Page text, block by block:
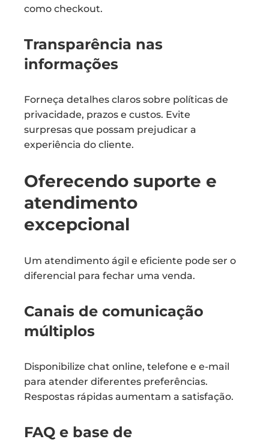
como checkout.
Transparência nas
informações
Forneça detalhes claros sobre políticas de
privacidade, prazos e custos. Evite
surpresas que possam prejudicar a
experiência do cliente.
Oferecendo suporte e
atendimento
excepcional
Um atendimento ágil e eficiente pode ser o
diferencial para fechar uma venda.
Canais de comunicação
múltiplos
Disponibilize chat online, telefone e e-mail
para atender diferentes preferências.
Respostas rápidas aumentam a satisfação.
FAQ e base de